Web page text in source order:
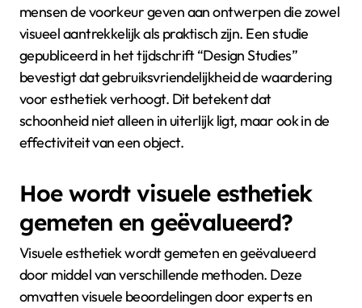
mensen de voorkeur geven aan ontwerpen die zowel
visueel aantrekkelijk als praktisch zijn. Een studie
gepubliceerd in het tijdschrift “Design Studies”
bevestigt dat gebruiksvriendelijkheid de waardering
voor esthetiek verhoogt. Dit betekent dat
schoonheid niet alleen in uiterlijk ligt, maar ook in de
effectiviteit van een object.
Hoe wordt visuele esthetiek
gemeten en geëvalueerd?
Visuele esthetiek wordt gemeten en geëvalueerd
door middel van verschillende methoden. Deze
omvatten visuele beoordelingen door experts en